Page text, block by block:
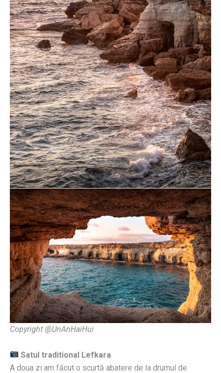
Copyright @UnAnHaiHui
Satul traditional Lefkara
A doua zi am făcut o scurtă abatere de la drumul de